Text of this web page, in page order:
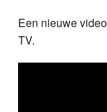
Webcam
Een nieuwe
TV.